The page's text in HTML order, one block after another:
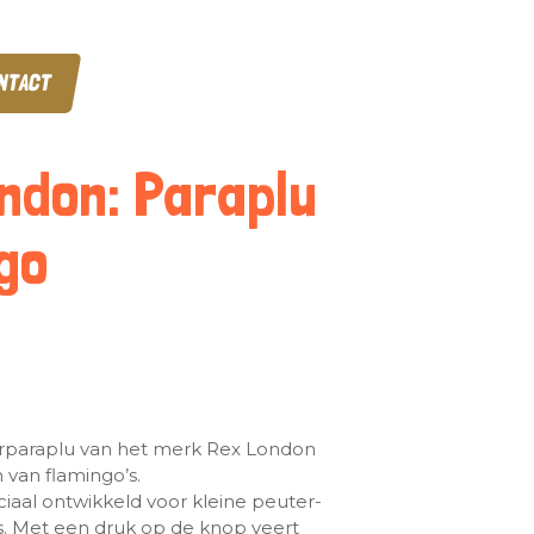
Paraplu
van het merk Rex London
flamingo’s.
ontwikkeld voor kleine peuter-
Met een druk op de knop veert